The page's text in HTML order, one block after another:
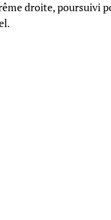
droite, poursuivi